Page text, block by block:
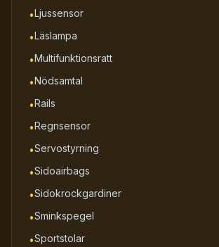
•Ljussensor
•Läslampa
•Multifunktionsratt
•Nödsamtal
•Rails
•Regnsensor
•Servostyrning
•Sidoairbags
•Sidokrockgardiner
•Sminkspegel
•Sportstolar